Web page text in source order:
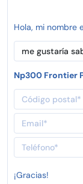
Hola, mi nombre
Np300 Frontier
¡Gracias!